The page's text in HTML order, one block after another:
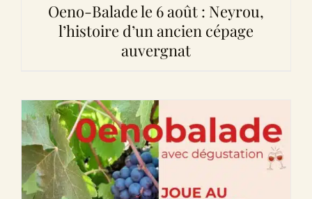
Oeno-Balade le 6 août : Neyrou,
l’histoire d’un ancien cépage
auvergnat